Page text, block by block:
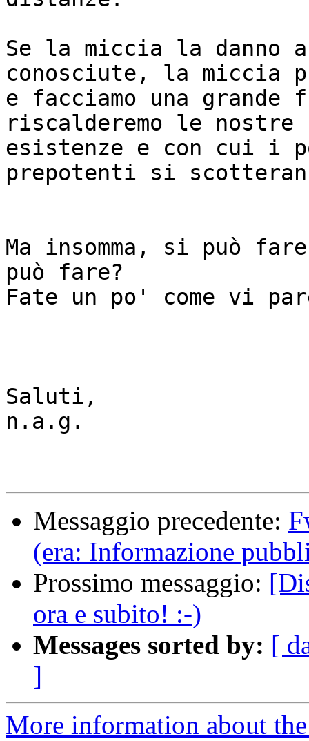
Se la miccia la danno
conosciute, la miccia
e facciamo una grande
riscalderemo le nostre
esistenze e con cui
prepotenti si
Ma insomma, si può
può fare?
Fate un po' come vi
Saluti,
n.a.g.
Messaggio precedente:
(era: Informazione
Prossimo messaggio:
ora e subito! :-)
Messages sorted by: [
]
More information about